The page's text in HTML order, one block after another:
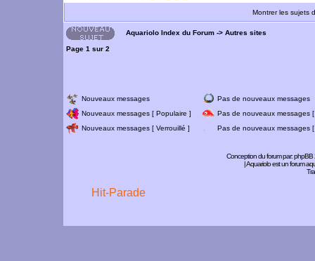
Montrer les sujets
Aquariolo Index du Forum -> Autres sites
Page 1 sur 2
Nouveaux messages
Pas de nouveaux messages
Nouveaux messages [ Populaire ]
Pas de nouveaux messages
Nouveaux messages [ Verrouillé ]
Pas de nouveaux messages [
Conception du forum par:phpBB
| Aquariolo est un forum